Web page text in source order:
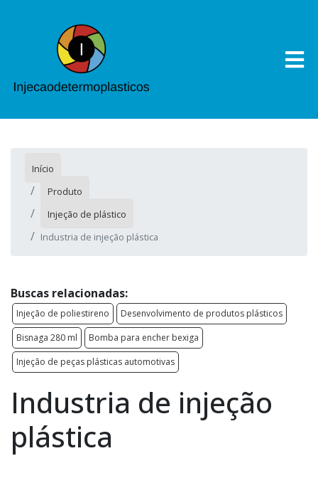
Início
Produto
Injeção de plástico
Industria de injeção plástica
Buscas relacionadas:
Injeção de poliestireno
Desenvolvimento de produtos plásticos
Bisnaga 280 ml
Bomba para encher bexiga
Injeção de peças plásticas automotivas
Industria de injeção
plástica